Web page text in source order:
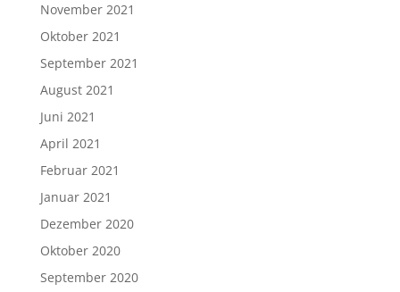
November 2021
Oktober 2021
September 2021
August 2021
Juni 2021
April 2021
Februar 2021
Januar 2021
Dezember 2020
Oktober 2020
September 2020